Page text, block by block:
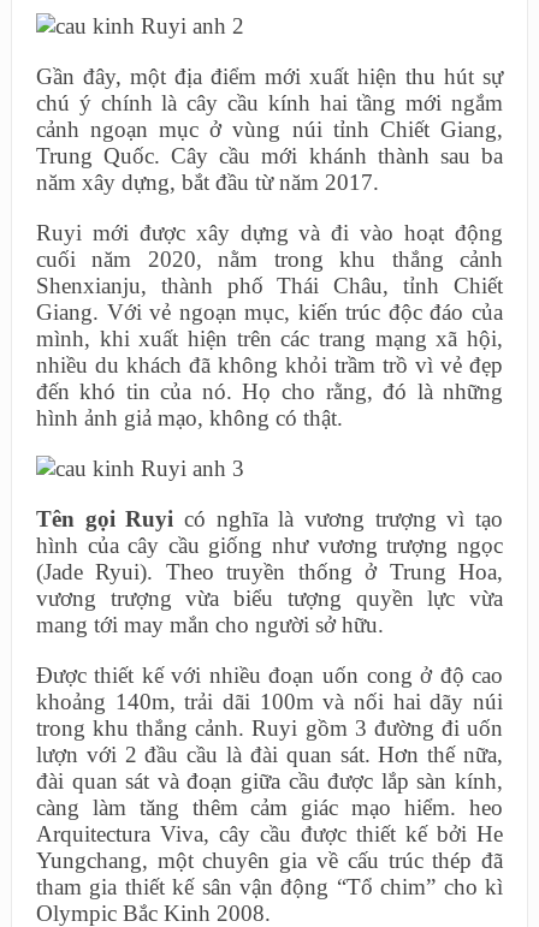
Gần đây, một địa điểm mới xuất hiện thu hút sự
chú ý chính là cây cầu kính hai tầng mới ngắm
cảnh ngoạn mục ở vùng núi tỉnh Chiết Giang,
Trung Quốc. Cây cầu mới khánh thành sau ba
năm xây dựng, bắt đầu từ năm 2017.
Ruyi mới được xây dựng và đi vào hoạt động
cuối năm 2020, nằm trong khu thắng cảnh
Shenxianju, thành phố Thái Châu, tỉnh Chiết
Giang. Với vẻ ngoạn mục, kiến trúc độc đáo của
mình, khi xuất hiện trên các trang mạng xã hội,
nhiều du khách đã không khỏi trầm trồ vì vẻ đẹp
đến khó tin của nó. Họ cho rằng, đó là những
hình ảnh giả mạo, không có thật.
Tên gọi Ruyi có nghĩa là vương trượng vì tạo
hình của cây cầu giống như vương trượng ngọc
(Jade Ryui). Theo truyền thống ở Trung Hoa,
vương trượng vừa biểu tượng quyền lực vừa
mang tới may mắn cho người sở hữu.
Được thiết kế với nhiều đoạn uốn cong ở độ cao
khoảng 140m, trải dãi 100m và nối hai dãy núi
trong khu thắng cảnh. Ruyi gồm 3 đường đi uốn
lượn với 2 đầu cầu là đài quan sát. Hơn thế nữa,
đài quan sát và đoạn giữa cầu được lắp sàn kính,
càng làm tăng thêm cảm giác mạo hiểm. heo
Arquitectura Viva, cây cầu được thiết kế bởi He
Yungchang, một chuyên gia về cấu trúc thép đã
tham gia thiết kế sân vận động “Tổ chim” cho kì
Olympic Bắc Kinh 2008.